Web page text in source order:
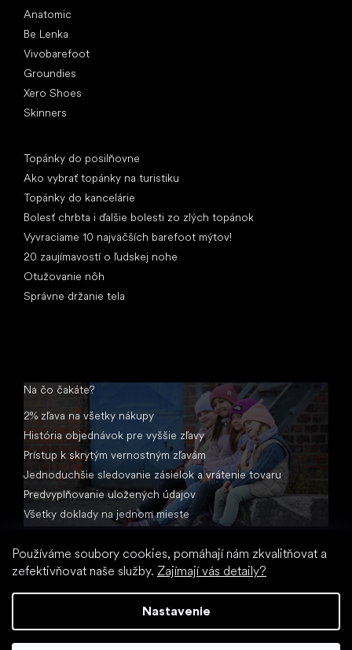
Používáme soubory cookies, pomáhají nám zkvalitňovat a
zefektivňovat naše služby. Zajímají vás detaily?
Nastavenie
Anatomic
Be Lenka
Vivobarefoot
Groundies
Xero Shoes
Skinners
Topánky do posilňovne
Ako vybrať topánky na turistiku
Topánky do kancelárie
Bolesť chrbta i ďalšie bolesti zo zlých topánok
Vyvraciame 10 najväčších barefoot mýtov!
20 zaujímavostí o ľudskej nohe
Otužovanie nôh
Správne držanie tela
Na čo čakáte?
2% zľava na všetky nákupy
História objednávok pre vyššie zľavy
Prístup k skrytým vernostným zľavám
Jednoduchšie sledovanie zásielok a vrátenie tovaru
Predvyplňovanie uložených údajov
Všetky doklady na jednom mieste
Vytvoril Shoptet